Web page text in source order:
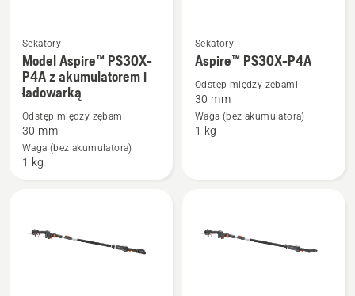
Zobacz
więcej
szczegółów
Model
Aspire™
PS30X-
akumulatorem
Sekatory
Model Aspire™ PS30X-
P4A z akumulatorem i
ładowarką
Odstęp między zębami
30 mm
Waga (bez akumulatora)
1 kg
Zobacz
więcej
szczegółów
Aspire™
Sekatory
Aspire™ PS30X-P4A
Odstęp między zębami
30 mm
Waga (bez akumulatora)
1 kg